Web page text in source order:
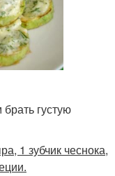
густую
1 зубчик чеснока,